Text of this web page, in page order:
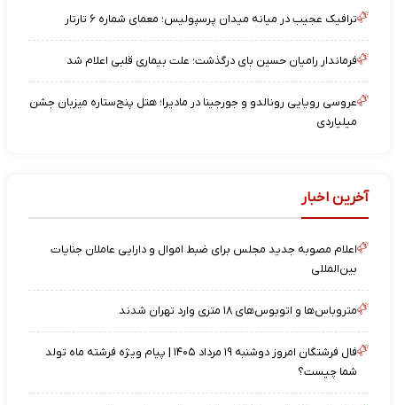
ترافیک عجیب در میانه میدان پرسپولیس؛ معمای شماره ۶ تارتار
فرماندار رامیان حسین بای درگذشت؛ علت بیماری قلبی اعلام شد
عروسی رویایی رونالدو و جورجینا در مادیرا؛ هتل پنج‌ستاره میزبان جشن
میلیاردی
آخرین اخبار
اعلام مصوبه جدید مجلس برای ضبط اموال و دارایی عاملان جنایات
بین‌المللی
متروباس‌ها و اتوبوس‌های ۱۸ متری وارد تهران شدند
فال فرشتگان امروز دوشنبه ۱۹ مرداد ۱۴۰۵ | پیام ویژه فرشته ماه تولد
شما چیست؟